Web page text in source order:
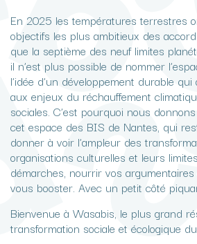
En 2025 les températures terrestres
objectifs les plus ambitieux des
que la septième des neuf limites
il n’est plus possible de nommer
l’idée d’un développement durable
aux enjeux du réchauffement
sociales. C’est pourquoi nous
cet espace des BIS de Nantes, qui
donner à voir l’ampleur des
organisations culturelles et leurs
démarches, nourrir vos
vous booster. Avec un petit côté
Bienvenue à Wasabis, le plus grand
transformation sociale et écologique